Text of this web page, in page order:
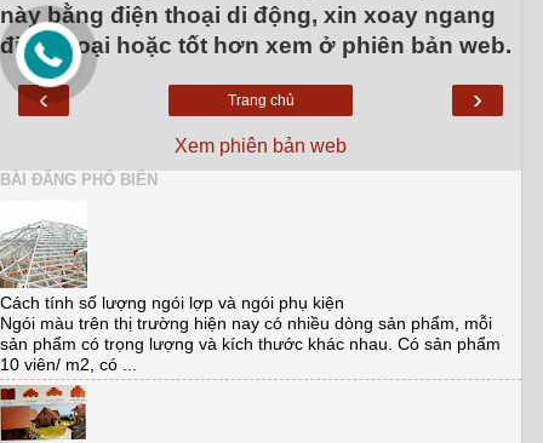
này bằng điện thoại di động, xin xoay ngang
điện thoại hoặc tốt hơn xem ở phiên bản web.
‹ ›
Trang chủ
Xem phiên bản web
BÀI ĐĂNG PHỔ BIẾN
Cách tính số lượng ngói lợp và ngói phụ kiện
Ngói màu trên thị trường hiện nay có nhiều dòng sản phẩm, mỗi
sản phẩm có trọng lượng và kích thước khác nhau. Có sản phẩm
10 viên/ m2, có ...